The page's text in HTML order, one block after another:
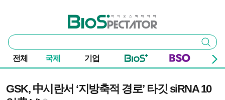
바이오스펙테이터
통
합
검
색
검색
전체 국제 기업
GSK, 中시란서 ‘지방축적 경로’ 타깃 siRNA 10